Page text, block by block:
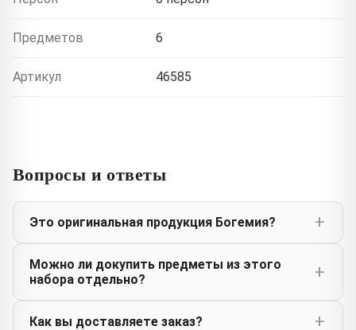
Предметов 6
Артикул 46585
Вопросы и ответы
Это оригинальная продукция Богемия?
Можно ли докупить предметы из этого
набора отдельно?
Как вы доставляете заказ?